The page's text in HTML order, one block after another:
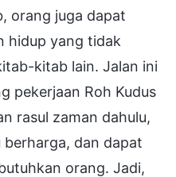
orang juga dapat
hidup yang tidak
kitab lain. Jalan ini
pekerjaan Roh Kudus
rasul zaman dahulu,
dan dapat
orang. Jadi,